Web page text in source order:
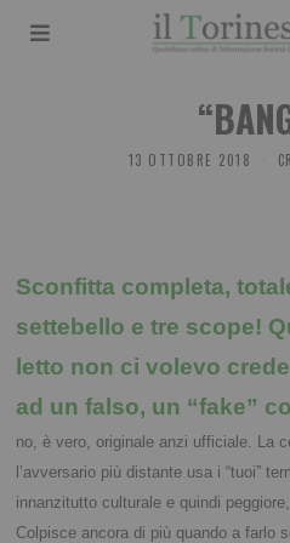
13 OTTOBRE 2018
Sconfitta completa,
settebello e tre scope!
letto non ci volevo
ad un falso, un “fake”
no, è vero, originale anzi ufficiale. La
l’avversario più distante usa i “tuoi”
innanzitutto culturale e quindi
Colpisce ancora di più quando a farlo